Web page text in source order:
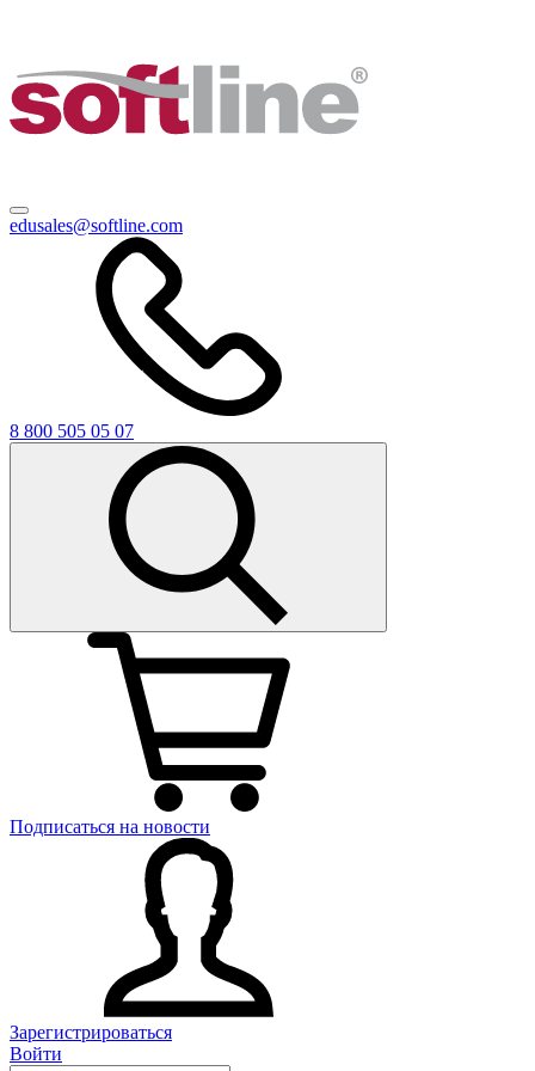
edusales@softline.com
8 800 505 05 07
Подписаться на новости
Зарегистрироваться
Войти